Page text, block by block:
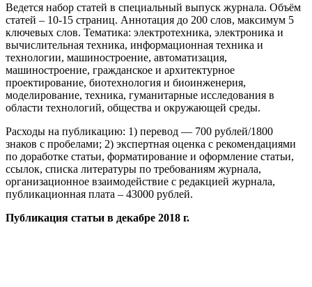
Ведется набор статей в специальный выпуск журнала. Объём
статей – 10-15 страниц. Аннотация до 200 слов, максимум 5
ключевых слов. Тематика: электротехника, электроника и
вычислительная техника, информационная техника и
технологии, машиностроение, автоматизация,
машиностроение, гражданское и архитектурное
проектирование, биотехнология и биоинженерия,
моделирование, техника, гуманитарные исследования в
области технологий, общества и окружающей среды.
Расходы на публикацию: 1) перевод — 700 рублей/1800
знаков с пробелами; 2) экспертная оценка с рекомендациями
по доработке статьи, форматирование и оформление статьи,
ссылок, списка литературы по требованиям журнала,
организационное взаимодействие с редакцией журнала,
публикационная плата – 43000 рублей.
Публикация статьи в декабре 2018 г.